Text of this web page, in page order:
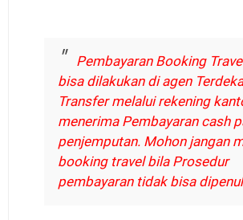
Pembayaran Booking
bisa dilakukan di agen
Transfer melalui rekening
menerima Pembayaran cash
penjemputan. Mohon jangan
booking travel bila Prosedur
pembayaran tidak bisa